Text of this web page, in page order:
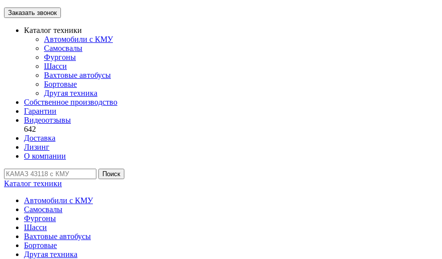
Заказать звонок
Каталог техники
Автомобили с КМУ
Самосвалы
Фургоны
Шасси
Вахтовые автобусы
Бортовые
Другая техника
Собственное производство
Гарантии
Видеоотзывы
642
Доставка
Лизинг
О компании
Поиск
Каталог техники
Автомобили с КМУ
Самосвалы
Фургоны
Шасси
Вахтовые автобусы
Бортовые
Другая техника